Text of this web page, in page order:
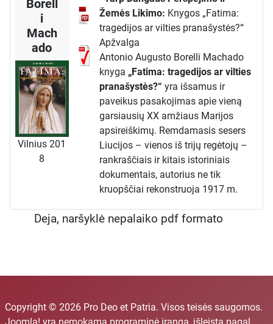
Borell
i
Mach
ado
Vilnius 201
8
Žemės Likimo: Knygos „Fatima:
tragedijos ar vilties pranašystės?“
Apžvalga
Antonio Augusto Borelli Machado
knyga „Fatima: tragedijos ar vilties
pranašystės?“ yra išsamus ir
paveikus pasakojimas apie vieną
garsiausių XX amžiaus Marijos
apsireiškimų. Remdamasis sesers
Liucijos – vienos iš trijų regėtojų –
rankraščiais ir kitais istoriniais
dokumentais, autorius ne tik
kruopščiai rekonstruoja 1917 m.
atskleidžia gilų, pranašišką Fatimos
Fatimos apsireiškimus ne kaip
aktualų perspėjimą bei vilties
pažadą šiuolaikiniam pasauliui.
Deja, naršyklė nepalaiko pdf formato
Copyright © 2026 Pro Deo et Patria. Visos teisės saugomos.